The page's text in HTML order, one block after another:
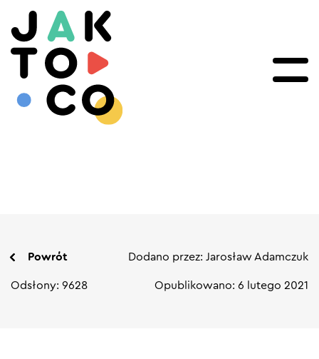
Powrót Dodano przez: Jarosław Adamczuk
Odsłony: 9628 Opublikowano: 6 lutego 2021